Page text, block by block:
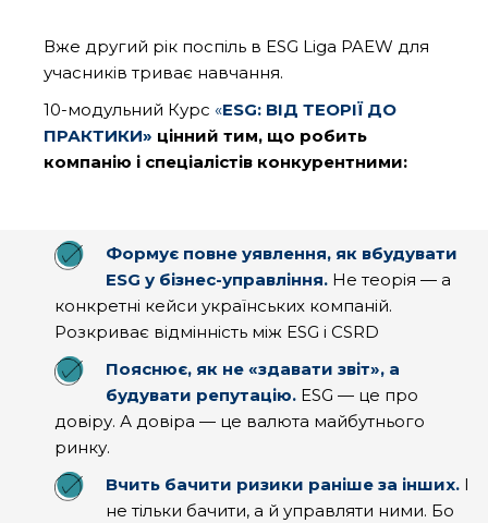
Вже другий рік поспіль в ESG Liga PAEW для
учасників триває навчання.
10-модульний Курс «ESG: ВІД ТЕОРІЇ ДО
ПРАКТИКИ» цінний тим, що робить
компанію і спеціалістів конкурентними:
Формує повне уявлення, як вбудувати
ESG у бізнес-управління. Не теорія — а
конкретні кейси українських компаній.
Розкриває відмінність між ESG і СSRD
Пояснює, як не «здавати звіт», а
будувати репутацію. ESG — це про
довіру. А довіра — це валюта майбутнього
ринку.
Вчить бачити ризики раніше за інших. І
не тільки бачити, а й управляти ними. Бо